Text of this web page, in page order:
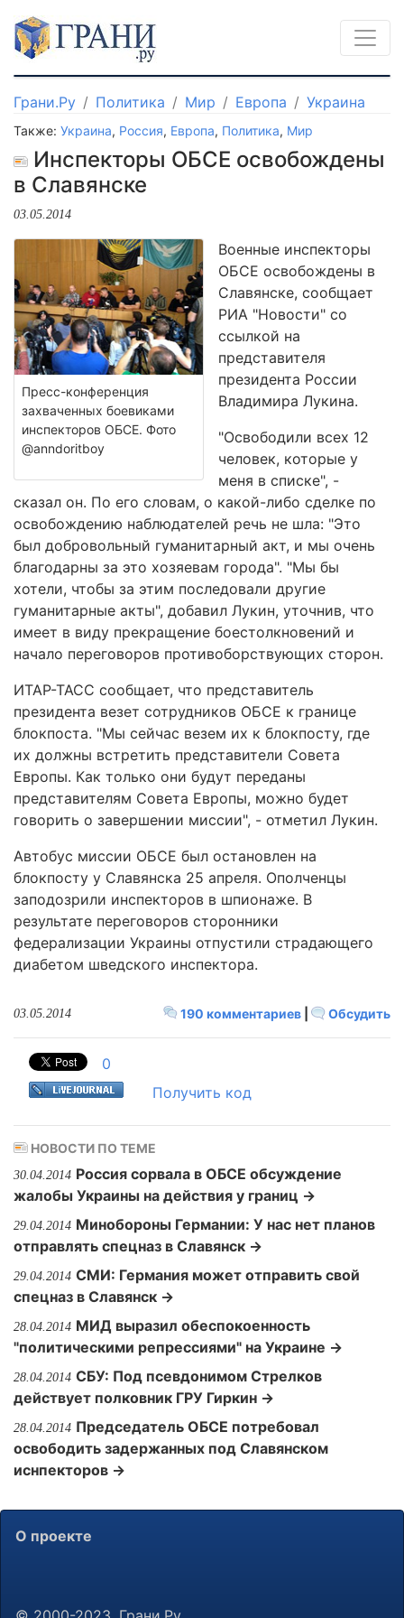
Грани.Ру Политика Мир Европа Украина
Также: Украина, Россия, Европа, Политика, Мир
Инспекторы ОБСЕ освобождены
в Славянске
03.05.2014
Пресс-конференция
захваченных боевиками
инспекторов ОБСЕ. Фото
@anndoritboy
Военные инспекторы
ОБСЕ освобождены в
Славянске, сообщает
РИА "Новости" со
ссылкой на
представителя
президента России
Владимира Лукина.
"Освободили всех 12
человек, которые у
меня в списке", -
сказал он. По его словам, о какой-либо сделке по
освобождению наблюдателей речь не шла: "Это
был добровольный гуманитарный акт, и мы очень
благодарны за это хозяевам города". "Мы бы
хотели, чтобы за этим последовали другие
гуманитарные акты", добавил Лукин, уточнив, что
имеет в виду прекращение боестолкновений и
начало переговоров противоборствующих сторон.
ИТАР-ТАСС сообщает, что представитель
президента везет сотрудников ОБСЕ к границе
блокпоста. "Мы сейчас везем их к блокпосту, где
их должны встретить представители Совета
Европы. Как только они будут переданы
представителям Совета Европы, можно будет
говорить о завершении миссии", - отметил Лукин.
Автобус миссии ОБСЕ был остановлен на
блокпосту у Славянска 25 апреля. Ополченцы
заподозрили инспекторов в шпионаже. В
результате переговоров сторонники
федерализации Украины отпустили страдающего
диабетом шведского инспектора.
190 комментариев Обсудить
03.05.2014
0
Получить код
НОВОСТИ ПО ТЕМЕ
30.04.2014 Россия сорвала в ОБСЕ обсуждение
жалобы Украины на действия у границ →
29.04.2014 Минобороны Германии: У нас нет планов
отправлять спецназ в Славянск →
29.04.2014 СМИ: Германия может отправить свой
спецназ в Славянск →
28.04.2014 МИД выразил обеспокоенность
"политическими репрессиями" на Украине →
28.04.2014 СБУ: Под псевдонимом Стрелков
действует полковник ГРУ Гиркин →
28.04.2014 Председатель ОБСЕ потребовал
освободить задержанных под Славянском
иснпекторов →
О проекте